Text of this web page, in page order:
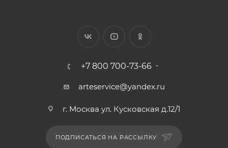
+7 800 700-73-66
arteservice@yandex.ru
г. Москва ул. Кусковская д.12/1
ПОДПИСАТЬСЯ НА РАССЫЛКУ